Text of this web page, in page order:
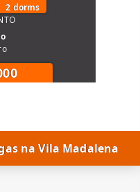
2 dorms
na Vila Madalena